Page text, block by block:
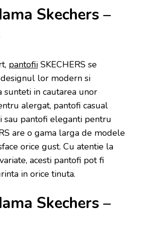
Skechers –
pantofii SKECHERS se
lor modern si
sunteti in cautarea unor
alergat, pantofi casual
pantofi eleganti pentru
are o gama larga de modele
orice gust. Cu atentie la
acesti pantofi pot fi
in orice tinuta.
Skechers –